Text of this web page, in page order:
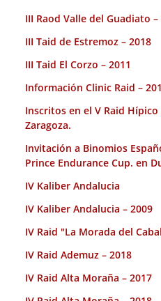
III Raod Valle del Guadiato –
III Taid de Estremoz – 2018
III Taid El Corzo – 2011
Información Clinic Raid –
Inscritos en el V Raid
Zaragoza.
Invitación a Binomios
Prince Endurance Cup. en
IV Kaliber Andalucia
IV Kaliber Andalucia – 2009
IV Raid "La Morada del
IV Raid Ademuz – 2018
IV Raid Alta Moraña – 2017